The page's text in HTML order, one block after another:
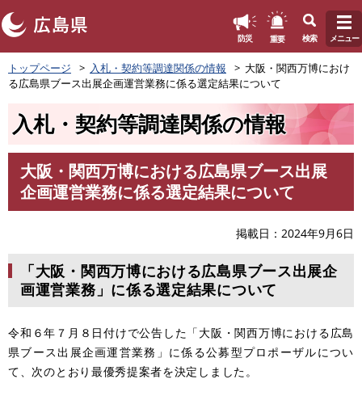
ペ
ー
ジ
防災 重要 検索 メニュー
トップページ 入札・契約等調達関係の情報
大阪・関西万博におけ
る広島県ブース出展企画運営業務に係る選定結果について
入札・契約等調達関係の情報
大阪・関西万博における広島県ブース出展
企画運営業務に係る選定結果について
掲載日 2024年9月6日
「大阪・関西万博における広島県ブース出展企
画運営業務」に係る選定結果について
令和６年７月８日付けで公告した「大阪・関西万博における広島
県ブース出展企画運営業務」に係る公募型プロポーザルについ
て、次のとおり最優秀提案者を決定しました。